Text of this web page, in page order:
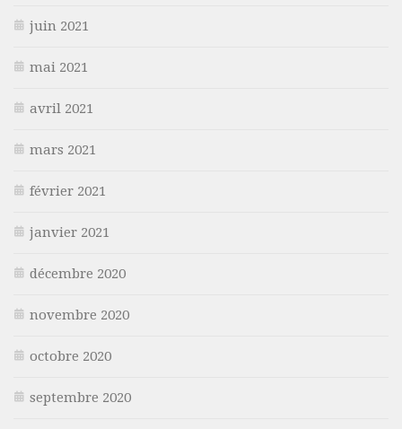
juin 2021
mai 2021
avril 2021
mars 2021
février 2021
janvier 2021
décembre 2020
novembre 2020
octobre 2020
septembre 2020